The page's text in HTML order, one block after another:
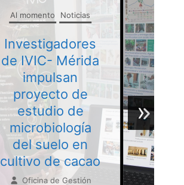
Al momento Noticias
Investigadores
de IVIC- Mérida
impulsan
proyecto de
estudio de
microbiología
del suelo en
cultivo de cacao
Oficina de Gestión
›
Centro de Medicina
Regenerativa
Noticias
IVIC realizará en
noviembre VII
Congreso de
Células Madre y
Medicina
Regenerativa
Al momento Noticias
Investigadores
de IVIC- Mérida
impulsan
proyecto de
estudio de
microbiología
del suelo en
cultivo de cacao
Oficina de Gestión
Noticias
IVIC realizará en
noviembre VII
Congreso de
Células Madre y
Medicina
Regenerativa